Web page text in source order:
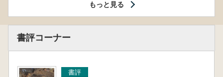
もっと見る
書評コーナー
書評